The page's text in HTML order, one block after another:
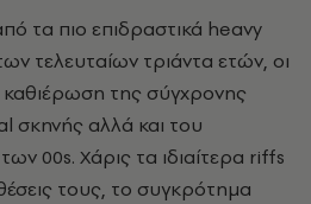
τα πιο επιδραστικά heavy
τελευταίων τριάντα ετών, οι
της σύγχρονης
σκηνής αλλά και του
00s. Χάρις τα ιδιαίτερα riffs
τους, το συγκρότημα